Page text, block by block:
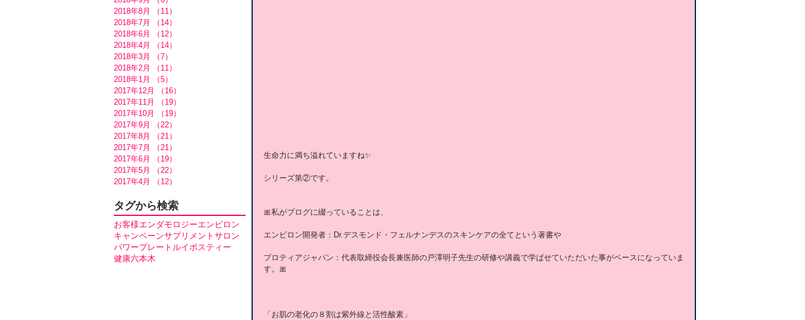
2018年8月
（11）
2018年7月
（14）
2018年6月
（12）
2018年4月
（14）
2018年3月
（7）
2018年2月
（11）
2018年1月
（5）
2017年12月
（16）
2017年11月
（19）
2017年10月
（19）
2017年9月
（22）
2017年8月
（21）
2017年7月
（21）
2017年6月
（19）
2017年5月
（22）
2017年4月
（12）
タグから検索
お客様エンダモロジーエンビロン
キャンペーンサプリメントサロン
パワープレート ルイボスティー
健康六本木
生命力に満ち溢れていますね✨
シリーズ第②です。
🎀私がブログに綴っていることは、
エンビロン開発者：Dr.デスモンド・フェルナンデスのスキンケアの全てという著書や
プロティアジャパン：代表取締役会長兼医師の戸澤明子先生の研修や講義で学ばせていただいた事がベースになっていま
す。🎀
「お肌の老化の８割は紫外線と活性酸素」